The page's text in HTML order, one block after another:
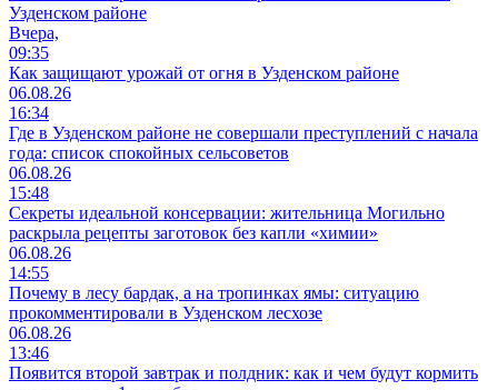
Узденском районе
Вчера,
09:35
Как защищают урожай от огня в Узденском районе
06.08.26
16:34
Где в Узденском районе не совершали преступлений с начала
года: список спокойных сельсоветов
06.08.26
15:48
Секреты идеальной консервации: жительница Могильно
раскрыла рецепты заготовок без капли «химии»
06.08.26
14:55
Почему в лесу бардак, а на тропинках ямы: ситуацию
прокомментировали в Узденском лесхозе
06.08.26
13:46
Появится второй завтрак и полдник: как и чем будут кормить